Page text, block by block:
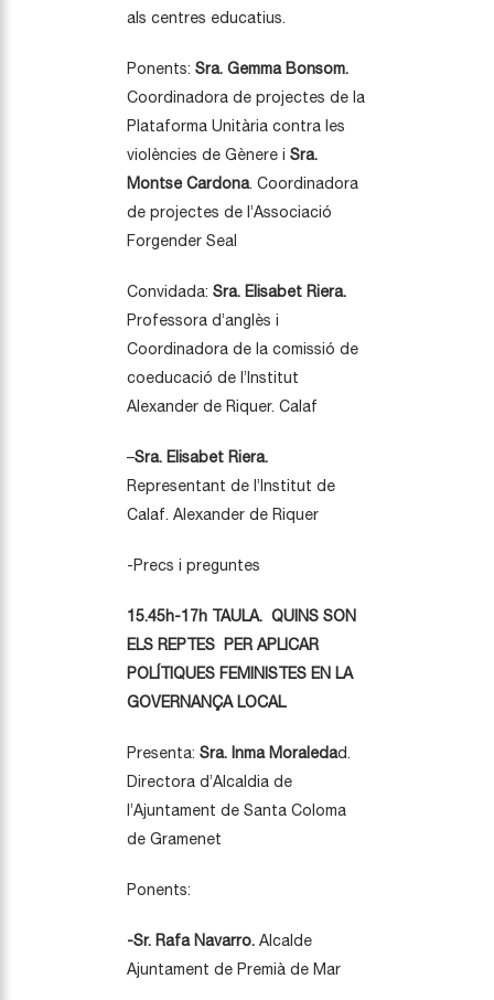
als centres educatius.
Ponents: Sra. Gemma Bonsom.
Coordinadora de projectes de la
Plataforma Unitària contra les
violències de Gènere i Sra.
Montse Cardona. Coordinadora
de projectes de l’Associació
Forgender Seal
Convidada: Sra. Elisabet Riera.
Professora d’anglès i
Coordinadora de la comissió de
coeducació de l’Institut
Alexander de Riquer. Calaf
–Sra. Elisabet Riera.
Representant de l’Institut de
Calaf. Alexander de Riquer
-Precs i preguntes
15.45h-17h TAULA. QUINS SON
ELS REPTES PER APLICAR
POLÍTIQUES FEMINISTES EN LA
GOVERNANÇA LOCAL
Presenta: Sra. Inma Moraledad.
Directora d’Alcaldia de
l’Ajuntament de Santa Coloma
de Gramenet
Ponents:
-Sr. Rafa Navarro. Alcalde
Ajuntament de Premià de Mar